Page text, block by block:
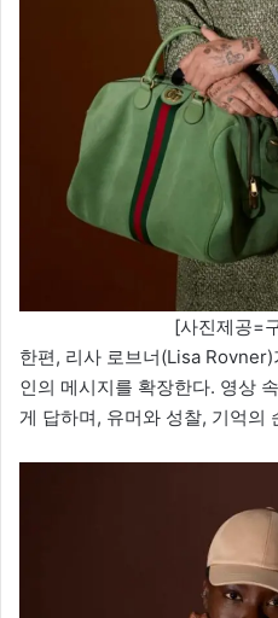
[사진제공=
한편, 리사 로브너(Lisa
인의 메시지를 확장한다. 영상
게 답하며, 유머와 성찰, 기억의